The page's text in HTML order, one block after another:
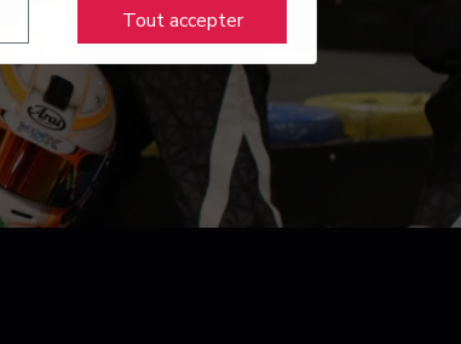
Tout accepter